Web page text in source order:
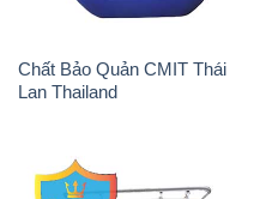
Chất Bảo Quản CMIT Thái
Lan Thailand